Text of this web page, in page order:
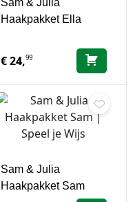
Sam & Julia
Haakpakket Ella
€24,99
Sam & Julia
Haakpakket Sam